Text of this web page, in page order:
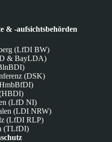
& -aufsichtsbehörden
(LfDI BW)
& BayLDA)
(DSK)
(LfD NI)
(LDI NRW)
(LfDI RLP)
(TLfDI)